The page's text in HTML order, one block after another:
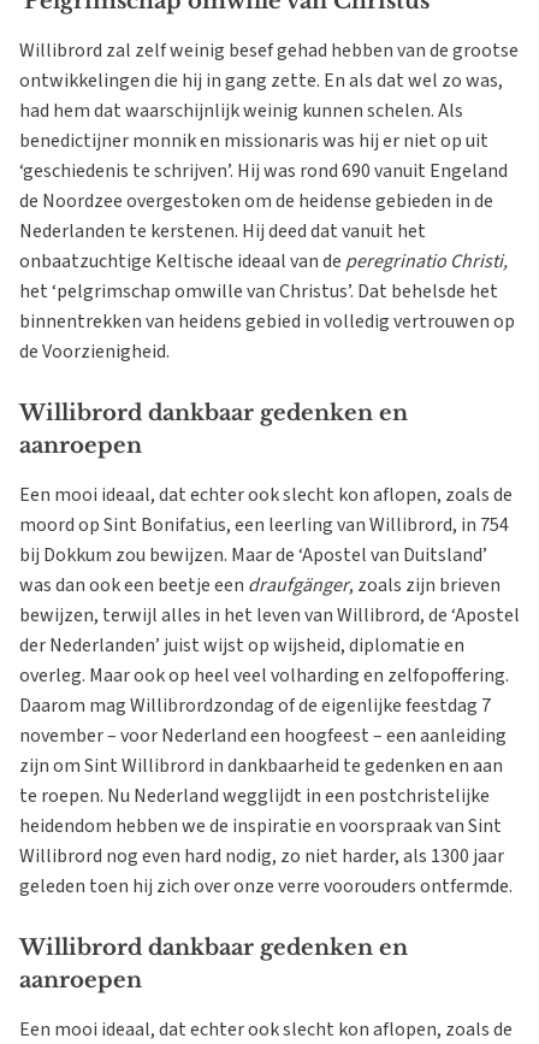
Willibrord zal zelf weinig besef gehad hebben van de grootse
ontwikkelingen die hij in gang zette. En als dat wel zo was,
had hem dat waarschijnlijk weinig kunnen schelen. Als
benedictijner monnik en missionaris was hij er niet op uit
‘geschiedenis te schrijven’. Hij was rond 690 vanuit Engeland
de Noordzee overgestoken om de heidense gebieden in de
Nederlanden te kerstenen. Hij deed dat vanuit het
onbaatzuchtige Keltische ideaal van de peregrinatio Christi,
het ‘pelgrimschap omwille van Christus’. Dat behelsde het
binnentrekken van heidens gebied in volledig vertrouwen op
de Voorzienigheid.
Willibrord dankbaar gedenken en
aanroepen
Een mooi ideaal, dat echter ook slecht kon aflopen, zoals de
moord op Sint Bonifatius, een leerling van Willibrord, in 754
bij Dokkum zou bewijzen. Maar de ‘Apostel van Duitsland’
was dan ook een beetje een draufgänger, zoals zijn brieven
bewijzen, terwijl alles in het leven van Willibrord, de ‘Apostel
der Nederlanden’ juist wijst op wijsheid, diplomatie en
overleg. Maar ook op heel veel volharding en zelfopoffering.
Daarom mag Willibrordzondag of de eigenlijke feestdag 7
november – voor Nederland een hoogfeest – een aanleiding
zijn om Sint Willibrord in dankbaarheid te gedenken en aan
te roepen. Nu Nederland wegglijdt in een postchristelijke
heidendom hebben we de inspiratie en voorspraak van Sint
Willibrord nog even hard nodig, zo niet harder, als 1300 jaar
geleden toen hij zich over onze verre voorouders ontfermde.
Willibrord dankbaar gedenken en
aanroepen
Een mooi ideaal, dat echter ook slecht kon aflopen, zoals de